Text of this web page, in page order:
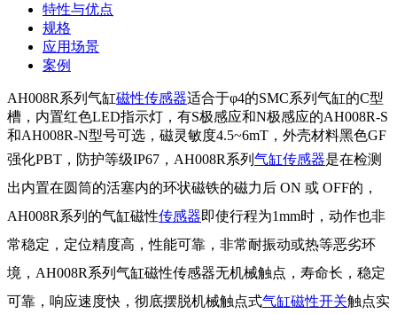
特性与优点
规格
应用场景
案例
AH008R系列气缸磁性传感器适合于φ4的SMC系列气缸的C型
槽，内置红色LED指示灯，有S极感应和N极感应的AH008R-S
和AH008R-N型号可选，磁灵敏度4.5~6mT，外壳材料黑色GF
强化PBT，防护等级IP67，AH008R系列 气缸传感器是在检测
出内置在圆筒的活塞内的环状磁铁的磁力后 ON 或 OFF的，
AH008R系列的气缸磁性传感器即使行程为1mm时，动作也非
常稳定，定位精度高，性能可靠，非常耐振动或热等恶劣环
境， AH008R系列气缸磁性传感器无机械触点，寿命长，稳定
可靠，响应速度快，彻底摆脱机械触点式气缸磁性开关触点实